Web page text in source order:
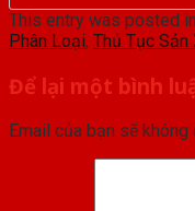
This entry was posted in
Phân Loại, Thủ Tục Sản
Để lại một bình
Email của bạn sẽ